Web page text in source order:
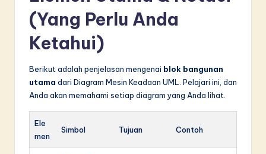
(Yang Perlu Anda
Ketahui)
Berikut adalah penjelasan mengenai blok bangunan
utama dari Diagram Mesin Keadaan UML. Pelajari ini, dan
Anda akan memahami setiap diagram yang Anda lihat.
Ele
men
Simbol Tujuan Contoh